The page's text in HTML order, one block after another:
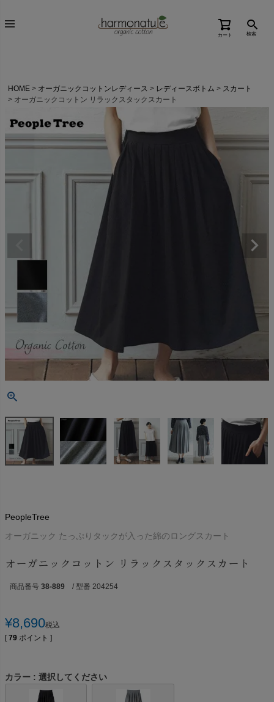
カート 検索
HOME オーガニックコットンレディース レディースボトム
スカート
オーガニックコットン リラックスタックスカート
PeopleTree
オーガニック たっぷりタックが入った綿のロングスカート
オーガニックコットン リラックスタックスカート
商品番号 38-889 / 型番 204254
¥8,690税込
[ 79 ポイント ]
カラー 選択してください